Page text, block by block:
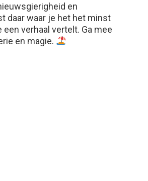
en
daar waar je het het minst
verhaal vertelt. Ga mee
en magie.